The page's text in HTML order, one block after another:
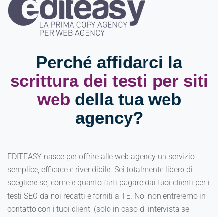
Perché affidarci la
scrittura dei testi per siti
web della tua web
agency?
EDITEASY nasce per offrire alle web agency un servizio
semplice, efficace e rivendibile. Sei totalmente libero di
scegliere se, come e quanto farti pagare dai tuoi clienti per i
testi SEO da noi redatti e forniti a TE. Noi non entreremo in
contatto con i tuoi clienti (solo in caso di intervista se